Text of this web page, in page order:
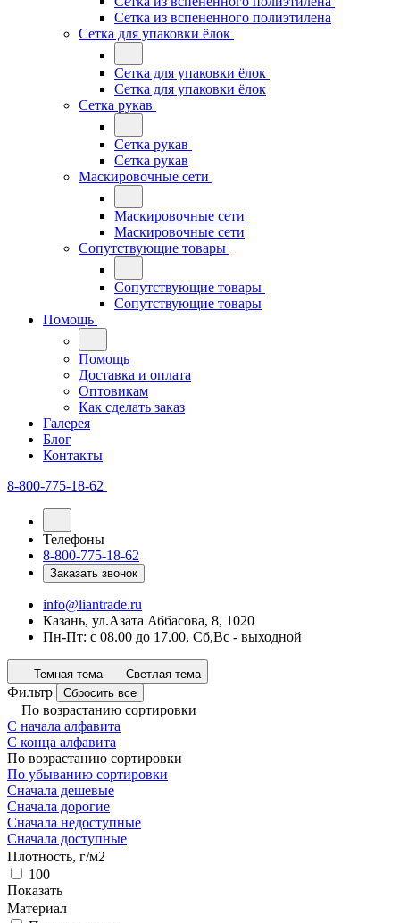
Сетка из вспененного полиэтилена
Сетка для упаковки ёлок
Сетка для упаковки ёлок
Сетка для упаковки ёлок
Сетка рукав
Сетка рукав
Сетка рукав
Маскировочные сети
Маскировочные сети
Маскировочные сети
Сопутствующие товары
Сопутствующие товары
Сопутствующие товары
Помощь
Помощь
Доставка и оплата
Оптовикам
Как сделать заказ
Галерея
Блог
Контакты
8-800-775-18-62
Телефоны
8-800-775-18-62
Заказать звонок
info@liantrade.ru
Казань, ул.Азата Аббасова, 8, 1020
Пн-Пт: c 08.00 до 17.00, Cб,Вс - выходной
Темная тема Светлая тема
Фильтр Сбросить все
По возрастанию сортировки
С начала алфавита
С конца алфавита
По возрастанию сортировки
По убыванию сортировки
Сначала дешевые
Сначала дорогие
Сначала недоступные
Сначала доступные
Плотность, г/м2
100
Показать
Материал